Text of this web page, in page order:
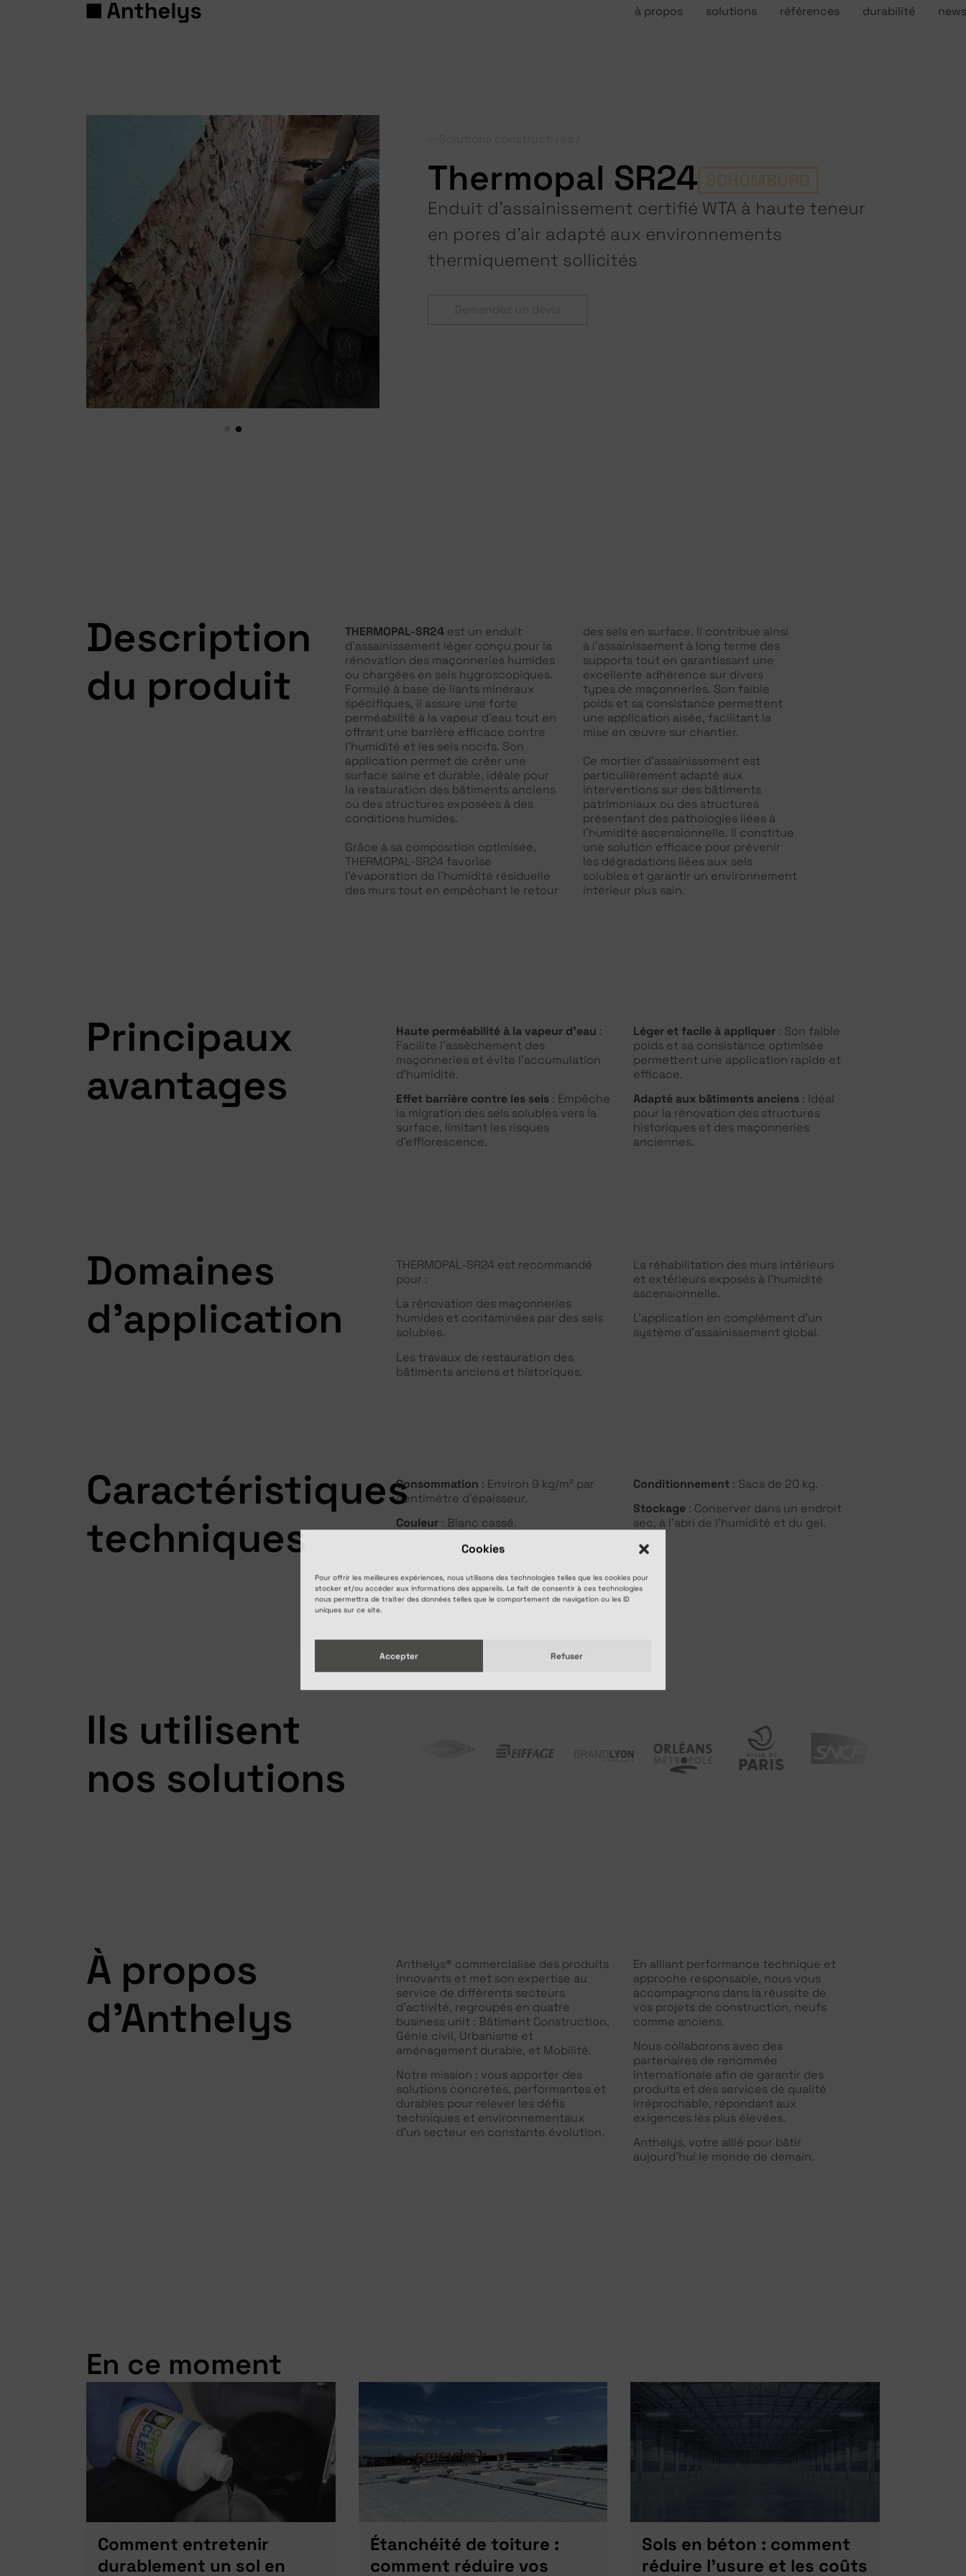
Cookies
Pour offrir les meilleures expériences, nous utilisons des technologies telles que les cookies pour
stocker et/ou accéder aux informations des appareils. Le fait de consentir à ces technologies
nous permettra de traiter des données telles que le comportement de navigation ou les ID
uniques sur ce site.
Accepter Refuser
à propos solutions références durabilité
Thermopal SR24
Enduit d’assainissement certifié WTA à haute teneur
en pores d’air adapté aux environnements
thermiquement sollicités
Description
du produit
THERMOPAL-SR24 est un enduit
d’assainissement léger conçu pour la
rénovation des maçonneries humides
ou chargées en sels hygroscopiques.
Formulé à base de liants minéraux
spécifiques, il assure une forte
perméabilité à la vapeur d’eau tout en
offrant une barrière efficace contre
l’humidité et les sels nocifs. Son
application permet de créer une
surface saine et durable, idéale pour
la restauration des bâtiments anciens
ou des structures exposées à des
conditions humides.
Grâce à sa composition optimisée,
THERMOPAL-SR24 favorise
l’évaporation de l’humidité résiduelle
des murs tout en empêchant le retour
des sels en surface. Il contribue ainsi
à l’assainissement à long terme des
supports tout en garantissant une
excellente adhérence sur divers
types de maçonneries. Son faible
poids et sa consistance permettent
une application aisée, facilitant la
mise en œuvre sur chantier.
Ce mortier d’assainissement est
particulièrement adapté aux
interventions sur des bâtiments
patrimoniaux ou des structures
présentant des pathologies liées à
l’humidité ascensionnelle. Il constitue
une solution efficace pour prévenir
les dégradations liées aux sels
solubles et garantir un environnement
intérieur plus sain.
Principaux
avantages
Haute perméabilité à la vapeur d’eau :
Facilite l’assèchement des
maçonneries et évite l’accumulation
d’humidité.
Effet barrière contre les sels: Empêche
la migration des sels solubles vers la
surface, limitant les risques
d’efflorescence.
Léger et facile à appliquer : Son faible
poids et sa consistance optimisée
permettent une application rapide et
efficace.
Adapté aux bâtiments anciens : Idéal
pour la rénovation des structures
historiques et des maçonneries
anciennes.
Domaines
d'application
THERMOPAL-SR24 est recommandé
pour :
La rénovation des maçonneries
humides et contaminées par des sels
solubles.
Les travaux de restauration des
bâtiments anciens et historiques.
La réhabilitation des murs intérieurs
et extérieurs exposés à l’humidité
ascensionnelle.
L’application en complément d’un
système d’assainissement global.
Caractéristiques
techniques
Consommation : Environ 9 kg/m² par
centimètre d’épaisseur.
Couleur: Blanc cassé.
Conditionnement : Sacs de 20 kg.
Stockage : Conserver dans un endroit
sec, à l’abri de l’humidité et du gel.
Ils utilisent
nos solutions
À propos
d'Anthelys
Anthelys® commercialise des produits
innovants et met son expertise au
service de différents secteurs
d’activité, regroupés en quatre
business unit : Bâtiment Construction,
Génie civil, Urbanisme et
aménagement durable, et Mobilité.
Notre mission : vous apporter des
solutions concrètes, performantes et
durables pour relever les défis
techniques et environnementaux
d’un secteur en constante évolution.
En alliant performance technique et
approche responsable, nous vous
accompagnons dans la réussite de
vos projets de construction, neufs
comme anciens.
Nous collaborons avec des
partenaires de renommée
internationale afin de garantir des
produits et des services de qualité
irréprochable, répondant aux
exigences les plus élevées.
Anthelys, votre allié pour bâtir
aujourd’hui le monde de demain.
En ce moment
Comment entretenir
durablement un sol en
Étanchéité de toiture :
comment réduire vos
Sols en béton : comment
réduire l’usure et les coûts